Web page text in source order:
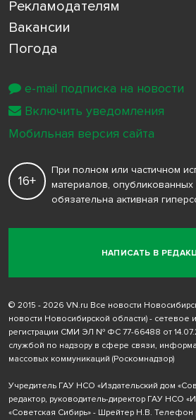
Рекламодателям
Вакансии
Погода
НАПИСАТЬ В
16+
При полном или частичном
материалов, опубликованных
обязательна активная
© 2015 - 2026 VN.ru Все новости
новости Новосибирской области) - сетевое
регистрации СМИ ЭЛ № ФС 77-66488 от
службой по надзору в сфере связи,
массовых коммуникаций (Роскомнадзор)
Учредитель ГАУ НСО «Издательский дом
редактор, руководитель-директор ГАУ НСО
«Советская Сибирь» - Шрейтер Н.В. Телефон
e-mail подписка на новости
Включить уведомления
Мобильная версия сайта